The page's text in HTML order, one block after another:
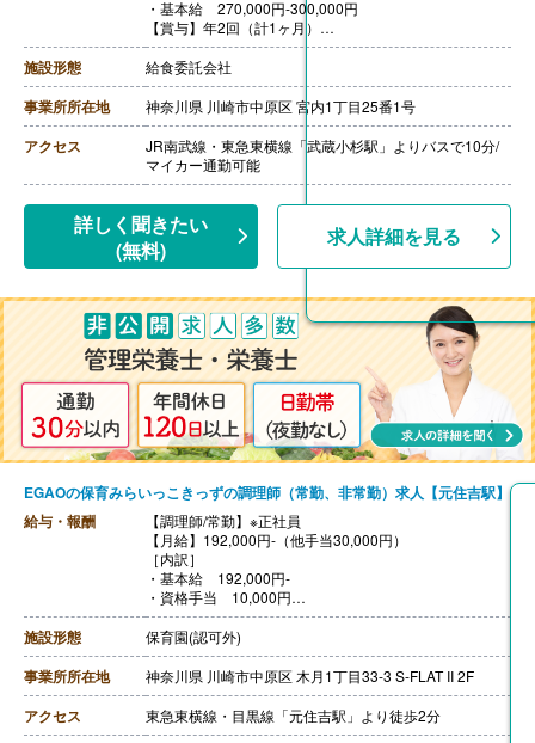
・基本給 270,000円-300,000円
【賞与】年2回（計1ヶ月）
【通勤手当】あり（上限なし）
【昇給】有（定時・随時改定による）※業績による
【退職金】有（社内規定による）
施設形態 給食委託会社
事業所所在地 神奈川県 川崎市中原区 宮内1丁目25番1号
アクセス
JR南武線・東急東横線「武蔵小杉駅」よりバスで10分/
マイカー通勤可能
詳しく聞きたい
(無料)
求人詳細を見る
EGAOの保育みらいっこきっずの調理師（常勤、非常勤）求人【元住吉駅】
給与・報酬
【調理師/常勤】※正社員
【月給】192,000円-（他手当30,000円）
［内訳］
・基本給 192,000円‐
・資格手当 10,000円
・書類手当 5,000円
・経験手当 5,000円
・皆勤手当 2,000円
・調理担当責任者手当 8,000円
++++++++++++++++++++
【調理師/非常勤】
【時給】1,300円-
施設形態 保育園(認可外)
事業所所在地 神奈川県 川崎市中原区 木月1丁目33-3 S-FLAT II 2F
アクセス 東急東横線・目黒線「元住吉駅」より徒歩2分